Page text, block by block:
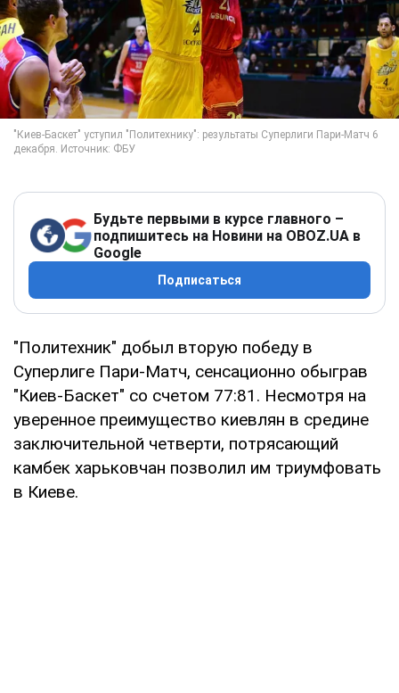
Будьте первыми в курсе главного –
подпишитесь на Новини на OBOZ.UA в
Google
Подписаться
"Политехник" добыл вторую победу в
Суперлиге Пари-Матч, сенсационно обыграв
"Киев-Баскет" со счетом 77:81. Несмотря на
уверенное преимущество киевлян в средине
заключительной четверти, потрясающий
камбек харьковчан позволил им триумфовать
в Киеве.